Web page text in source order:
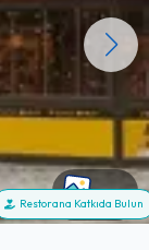
+14
Restorana Katkıda Bulun